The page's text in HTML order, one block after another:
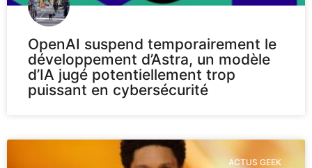
OpenAI suspend temporairement le
développement d’Astra, un modèle
d’IA jugé potentiellement trop
puissant en cybersécurité
ACTUS GEEK